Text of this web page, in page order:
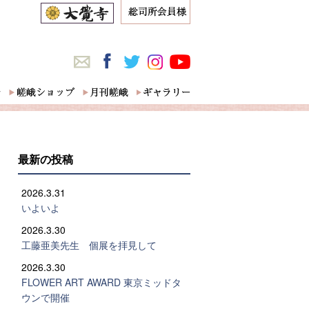
最新の投稿
2026.3.31
いよいよ
2026.3.30
工藤亜美先生 個展を拝見して
2026.3.30
FLOWER ART AWARD 東京ミッドタ
ウンで開催